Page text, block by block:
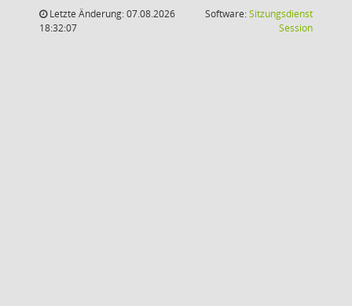
Letzte Änderung: 07.08.2026
18:32:07
Software:Sitzungsdienst
Session(Wird in